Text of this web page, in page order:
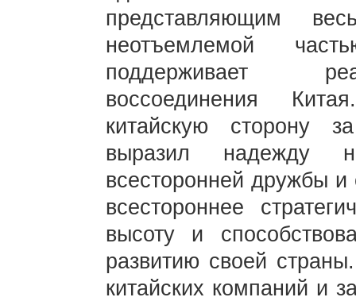
представляющим
неотъемлемой
поддерживает
воссоединения
китайскую сторону
выразил надежду
всесторонней дружбы и
всестороннее
высоту и
развитию своей
китайских компаний и